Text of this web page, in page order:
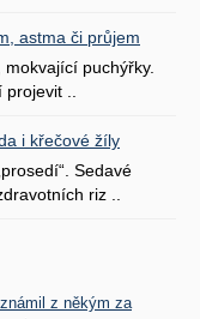
astma či průjem
puchýřky.
projevit ..
i křečové žíly
Sedavé
riz ..
z někým za